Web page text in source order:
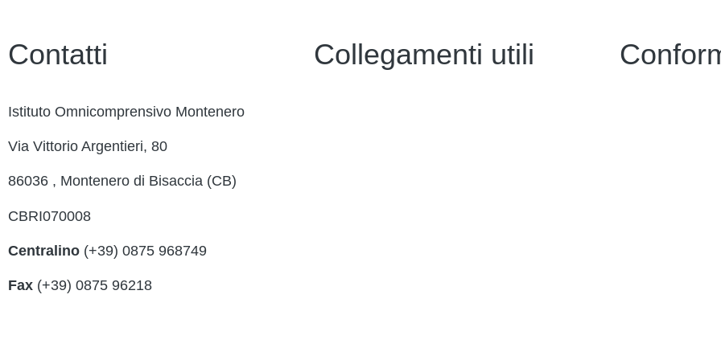
Contatti
Istituto Omnicomprensivo Montenero
Via Vittorio Argentieri, 80
86036 , Montenero di Bisaccia (CB)
CBRI070008
Centralino (+39) 0875 968749
Fax (+39) 0875 96218
Collegamenti utili